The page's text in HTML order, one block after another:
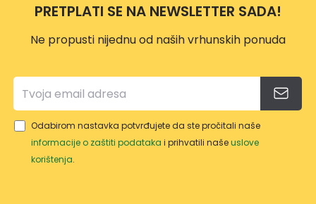
PRETPLATI SE NA NEWSLETTER SADA!
Ne propusti nijednu od naših vrhunskih ponuda
Odabirom nastavka potvrđujete da ste pročitali naše
informacije o zaštiti podataka i prihvatili našeuslove
korištenja.